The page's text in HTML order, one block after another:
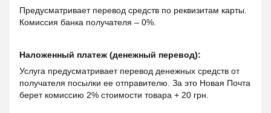
Предусматривает перевод средств по реквизитам карты.
Комиссия банка получателя – 0%.
Наложенный платеж (денежный перевод):
Услуга предусматривает перевод денежных средств от
получателя посылки ее отправителю. За это Новая Почта
берет комиссию 2% стоимости товара + 20 грн.